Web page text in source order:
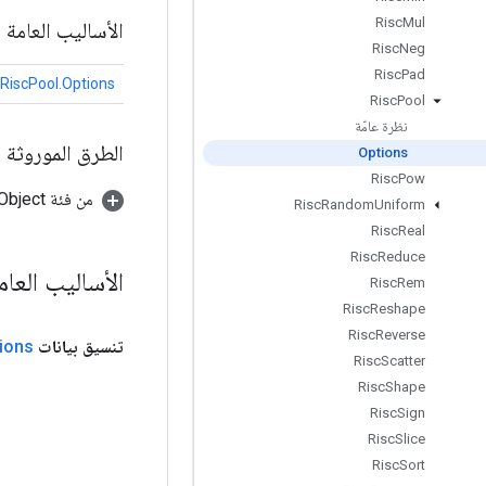
RiscMul
RiscNeg
RiscPad
RiscPool
نظرة عامّة
Options
RiscPow
RiscRandomUniform
RiscReal
RiscReduce
RiscRem
RiscReshape
RiscReverse
RiscScatter
RiscShape
RiscSign
RiscSlice
RiscSort
الأساليب العامة
RiscPool.Options
الطرق الموروثة
من فئة java.lang.Object
الأساليب
تنسيق بيانات